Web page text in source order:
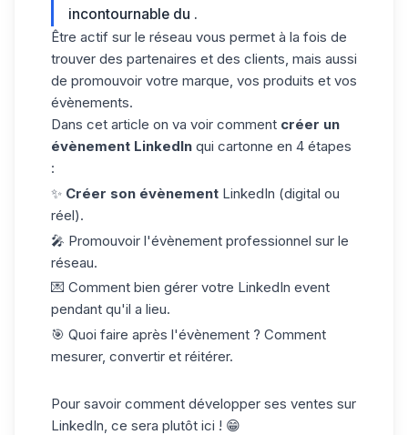
incontournable du .
Être actif sur le réseau vous permet à la fois de
trouver des partenaires et des clients, mais aussi
de promouvoir votre marque, vos produits et vos
évènements.
Dans cet article on va voir comment créer un
évènement LinkedIn qui cartonne en 4 étapes
:
✨ Créer son évènement LinkedIn (digital ou
réel).
🎤 Promouvoir l'évènement professionnel sur le
réseau.
💌 Comment bien gérer votre LinkedIn event
pendant qu'il a lieu.
🎯 Quoi faire après l'évènement ? Comment
mesurer, convertir et réitérer.
Pour savoir comment développer ses ventes sur
LinkedIn, ce sera plutôt ici ! 😁